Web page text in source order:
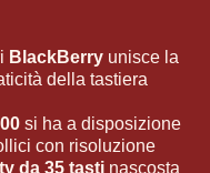
BlackBerry unisce la
della tastiera
si ha a disposizione
con risoluzione
da 35 tasti nascosta